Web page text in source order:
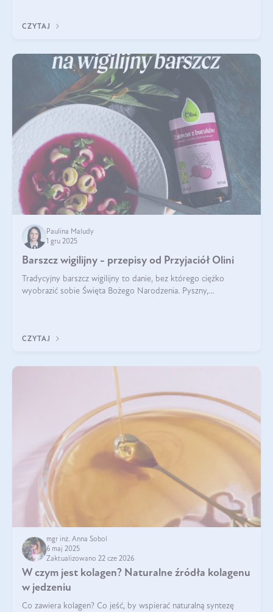
CZYTAJ
Paulina Maludy
1 gru 2025
Barszcz wigilijny - przepisy od Przyjaciół Olini
Tradycyjny barszcz wigilijny to danie, bez którego ciężko
wyobrazić sobie Święta Bożego Narodzenia. Pyszny,
CZYTAJ
mgr inż. Anna Sobol
6 maj 2025
Zaktualizowano 22 cze 2026
W czym jest kolagen? Naturalne źródła kolagenu
w jedzeniu
Co zawiera kolagen? Co jeść, by wspierać naturalną syntezę